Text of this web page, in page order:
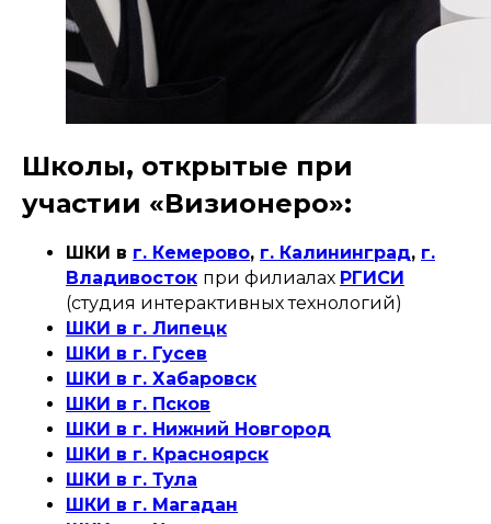
Школы, открытые при
участии «Визионеро»:
ШКИ в г. Кемерово, г. Калининград, г.
Владивосток при филиалах РГИСИ
(студия интерактивных технологий)
ШКИ в г. Липецк
ШКИ в г. Гусев
ШКИ в г. Хабаровск
ШКИ в г. Псков
ШКИ в г. Нижний Новгород
ШКИ в г. Красноярск
ШКИ в г. Тула
ШКИ в г. Магадан